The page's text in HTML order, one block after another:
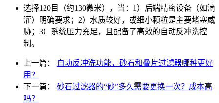
选择120目（约130微米），当：1）后端精密设备（如滴
灌）明确要求；2）水质较好，或细小颗粒是主要堵塞威
胁；3）系统压力充足，且配备了高效的自动反冲洗控
制。
上一篇：
自动反冲洗功能，砂石和叠片过滤器哪种更好
用？
下一篇： 砂石过滤器的“砂”多久需要更换一次？成本高
吗？